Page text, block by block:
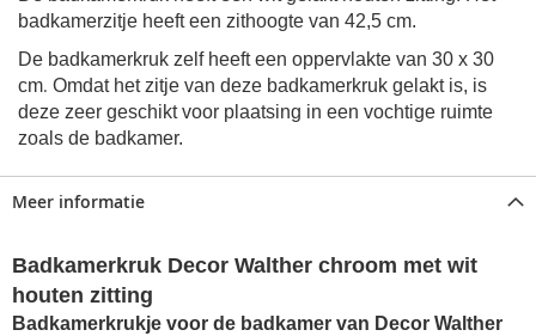
badkamerzitje heeft een zithoogte van 42,5 cm.
De badkamerkruk zelf heeft een oppervlakte van 30 x 30
cm. Omdat het zitje van deze badkamerkruk gelakt is, is
deze zeer geschikt voor plaatsing in een vochtige ruimte
zoals de badkamer.
Meer informatie
Badkamerkruk Decor Walther chroom met wit
houten zitting
Badkamerkrukje voor de badkamer van Decor Walther